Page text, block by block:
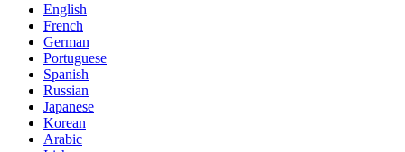
English
French
German
Portuguese
Spanish
Russian
Japanese
Korean
Arabic